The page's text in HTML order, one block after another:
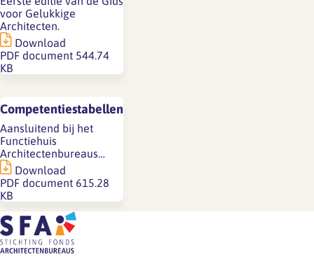
voor Gelukkige
Architecten.
Download
PDF document 544.74
KB
Competentiestabellen
Aansluitend bij het
Functiehuis
Architectenbureaus…
Download
PDF document 615.28
KB